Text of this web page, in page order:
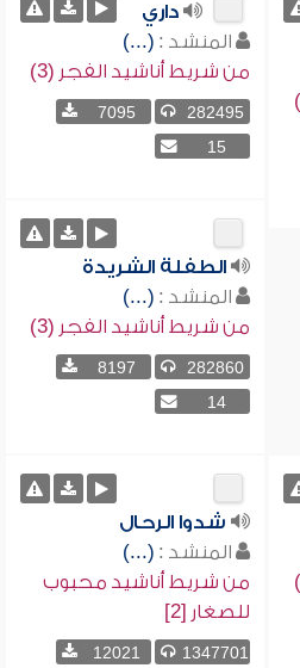
داري
المنشد : (...)
من شريط أناشيد الفجر (3)
282495
7095
15
الطفلة الشريدة
المنشد : (...)
من شريط أناشيد الفجر (3)
282860
8197
14
شدوا الرحال
المنشد : (...)
من شريط أناشيد محبوب
للصغار [2]
1347701
12021